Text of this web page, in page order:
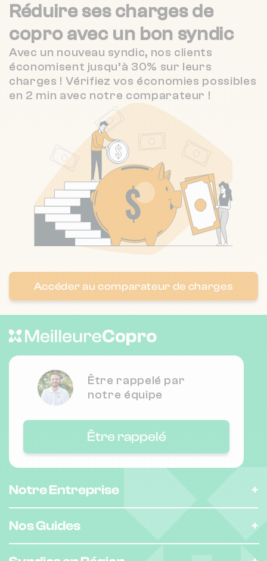
Nombre de lots : 163
171 av carnot 17000 La Rochelle
Nombre de lots : 8
32 Rue du Minage 17000 La Rochelle
Nombre de lots : 316
171A av carnot 17000 La Rochelle
Chauffage individuel
❯
Nombre de lots : 9
Chauffage individuel
❯
Nombre de lots : 108
9 Rue des Palenes 17220 CLAVETTE
Chauffage individuel
20-24 r berlioz 17000 LA ROCHELLE
Réduire ses charges de
copro avec un bon syndic
Avec un nouveau syndic, nos clients
économisent jusqu’à 30% sur leurs
charges ! Vérifiez vos économies possibles
en 2 min avec notre comparateur !
Accéder au comparateur de charges
Être rappelé par
notre équipe
Être rappelé
Notre Entreprise
Nos Guides